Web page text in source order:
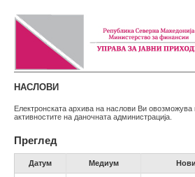
НАСЛОВИ
Електронската архива на наслови Ви
активностите на даночната администрација.
Преглед
Датум Медиум